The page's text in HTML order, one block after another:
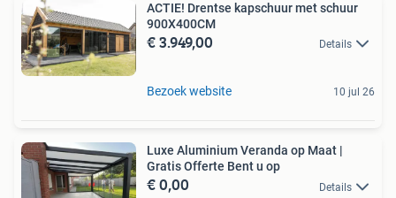
ACTIE! Drentse kapschuur met schuur
900X400CM
€ 3.949,00 Details
Bezoek website 10 jul 26
Luxe Aluminium Veranda op Maat |
Gratis Offerte Bent u op
€ 0,00 Details